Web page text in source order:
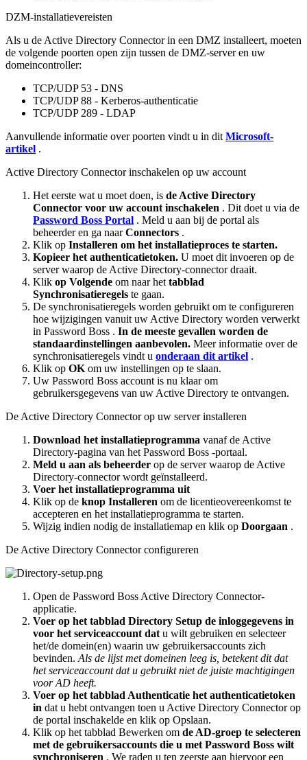
DZM-installatievereisten
Als u de Active Directory Connector in een DMZ installeert, moeten
de volgende poorten open zijn tussen de DMZ-server en uw
domeincontroller:
TCP/UDP 53 - DNS
TCP/UDP 88 - Kerberos-authenticatie
TCP/UDP 289 - LDAP
Aanvullende informatie over poorten vindt u in dit Microsoft-
artikel .
Active Directory Connector inschakelen op uw account
Het eerste wat u moet doen, is de Active Directory
Connector voor uw account inschakelen . Dit doet u via de
Password Boss Portal . Meld u aan bij de portal als
beheerder en ga naar Connectors .
Klik op Installeren om het installatieproces te starten.
Kopieer het authenticatietoken. U moet dit invoeren op de
server waarop de Active Directory-connector draait.
Klik op Volgende om naar het tabblad
Synchronisatieregels te gaan.
De synchronisatieregels worden gebruikt om te configureren
hoe wijzigingen vanuit uw Active Directory worden verwerkt
in Password Boss . In de meeste gevallen worden de
standaardinstellingen aanbevolen. Meer informatie over de
synchronisatieregels vindt u onderaan dit artikel .
Klik op OK om uw instellingen op te slaan.
Uw Password Boss account is nu klaar om
gebruikersgegevens van uw Active Directory te ontvangen.
De Active Directory Connector op uw server installeren
Download het installatieprogramma vanaf de Active
Directory-pagina van het Password Boss -portaal.
Meld u aan als beheerder op de server waarop de Active
Directory-connector wordt geïnstalleerd.
Voer het installatieprogramma uit
Klik op de knop Installeren om de licentieovereenkomst te
accepteren en het installatieprogramma te starten.
Wijzig indien nodig de installatiemap en klik op Doorgaan .
De Active Directory Connector configureren
Open de Password Boss Active Directory Connector-
applicatie.
Voer op het tabblad Directory Setup de inloggegevens in
voor het serviceaccount dat u wilt gebruiken en selecteer
het/de domein(en) waarin uw gebruikersaccounts zich
bevinden. Als de lijst met domeinen leeg is betekent dit dat
het serviceaccount dat u gebruikt niet de juiste machtigingen
voor AD heeft.
Voer op het tabblad Authenticatie het authenticatietoken
in dat u hebt ontvangen toen u Active Directory Connector op
de portal inschakelde en klik op Opslaan.
Klik op het tabblad Bewerken om de AD-groep te selecteren
met de gebruikersaccounts die u met Password Boss wilt
synchroniseren . We raden u ten zeerste aan hiervoor een